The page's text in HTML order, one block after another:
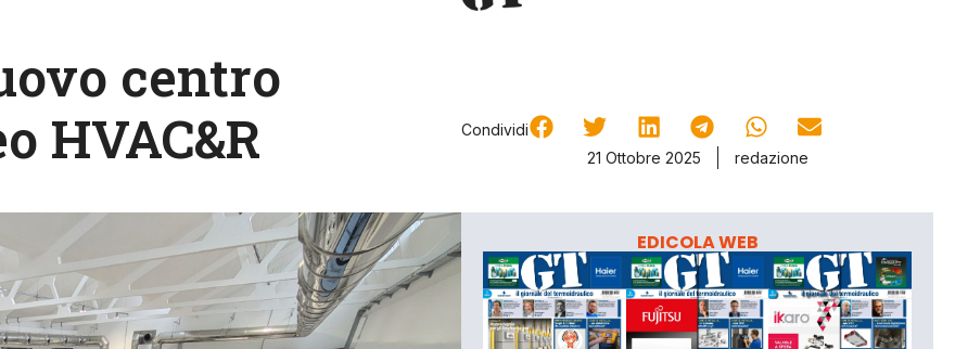
centro
HVAC&R
Condividi
21 Ottobre 2025
redazione
EDICOLA WEB